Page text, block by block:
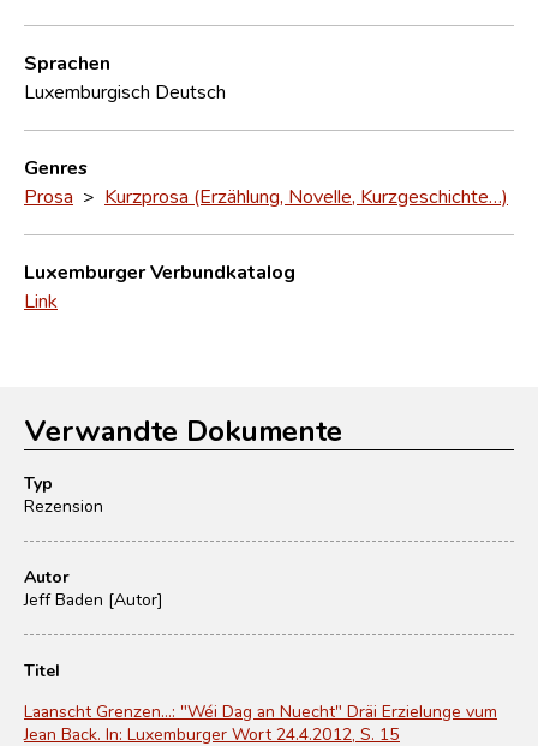
Sprachen
Luxemburgisch Deutsch
Genres
Prosa > Kurzprosa (Erzählung, Novelle, Kurzgeschichte…)
Luxemburger Verbundkatalog
Link
Verwandte Dokumente
Typ
Rezension
Autor
Jeff Baden [Autor]
Titel
Laanscht Grenzen...: "Wéi Dag an Nuecht" Dräi Erzielunge vum
Jean Back. In: Luxemburger Wort 24.4.2012, S. 15